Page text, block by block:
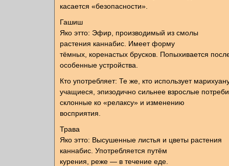
касается «безопасности».
Гашиш
Яко этто: Эфир, производимый из смолы
растения каннабис. Имеет форму
тёмных, коренастых брусков. Попыхивается
особенные устройства.
Кто употребляет: Те же, кто использует
учащиеся, эпизодично сильнее взрослые
склонные ко «релаксу» и изменению
восприятия.
Трава
Яко этто: Высушенные листья и цветы растения
каннабис. Употребляется путём
курения, реже — в течение еде.